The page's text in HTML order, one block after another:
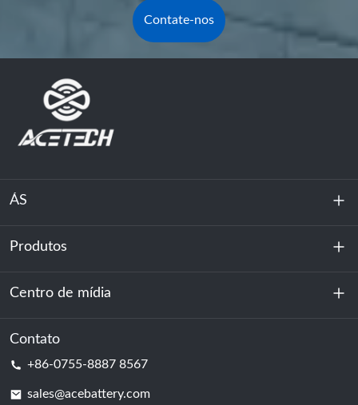
Contate-nos
ÁS
Sobre nós
Sustentabilidade
Produtos
Armazenamento de energia
Centro de dados e sala de servidores
Centro de mídia
Notícias
Contato
+86-0755-8887 8567
sales@acebattery.com